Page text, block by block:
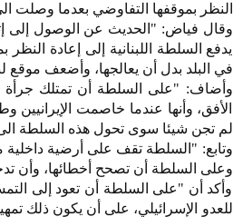
النظر بموقفها التفاوضي بعدما
وقال فياض: "الحديث عن الوصول إلى
يدفع السلطة اللبنانية إلى إعادة
في البلد بدل أن يعالجها، وأضعف موقع
وأضاف: "على السلطة أن تمتلك جرأة
الأفق، وأنها عندما خاصمت
لم تجن شيئا سوى تحول هذه السلطة
وتابع: "السلطة تقف على أرضية داخلية
وعلى السلطة أن تصحح أخطائها، وأن
وأكد أن "على السلطة أن تعود إلى
للعدو الإسرائيلي، على أن يكون ذلك